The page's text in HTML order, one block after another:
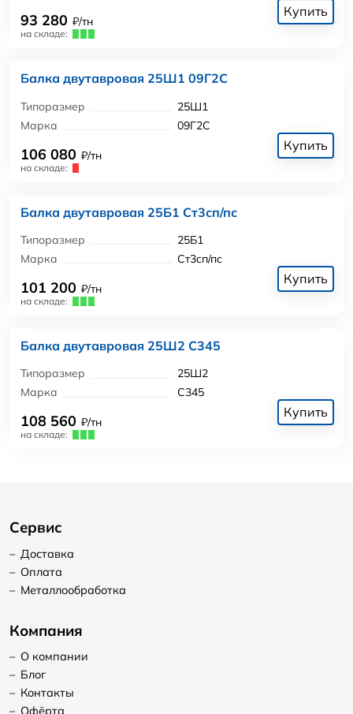
93 280 ₽/тн
на складе:
Купить
Балка двутавровая 25Ш1 09Г2С
Типоразмер
25Ш1
Марка
09Г2С
106 080 ₽/тн
на складе:
Купить
Балка двутавровая 25Б1 Ст3сп/пс
Типоразмер
25Б1
Марка
Ст3сп/пс
101 200 ₽/тн
на складе:
Купить
Балка двутавровая 25Ш2 С345
Типоразмер
25Ш2
Марка
С345
108 560 ₽/тн
на складе:
Купить
Сервис
– Доставка
– Оплата
– Металлообработка
Компания
– О компании
– Блог
– Контакты
– Офёрта